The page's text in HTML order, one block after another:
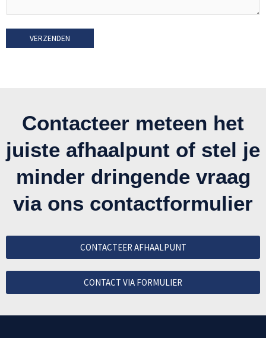
Contacteer meteen het
juiste afhaalpunt of stel je
minder dringende vraag
via ons contactformulier
CONTACTEER AFHAALPUNT
CONTACT VIA FORMULIER